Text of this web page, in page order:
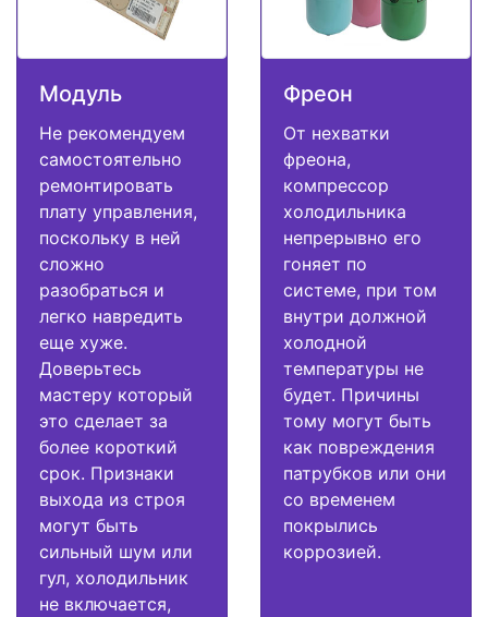
Модуль
Не рекомендуем
самостоятельно
ремонтировать
плату управления,
поскольку в ней
сложно
разобраться и
легко навредить
еще хуже.
Доверьтесь
мастеру который
это сделает за
более короткий
срок. Признаки
выхода из строя
могут быть
сильный шум или
гул, холодильник
не включается,
Фреон
От нехватки
фреона,
компрессор
холодильника
непрерывно его
гоняет по
системе, при том
внутри должной
холодной
температуры не
будет. Причины
тому могут быть
как повреждения
патрубков или они
со временем
покрылись
коррозией.